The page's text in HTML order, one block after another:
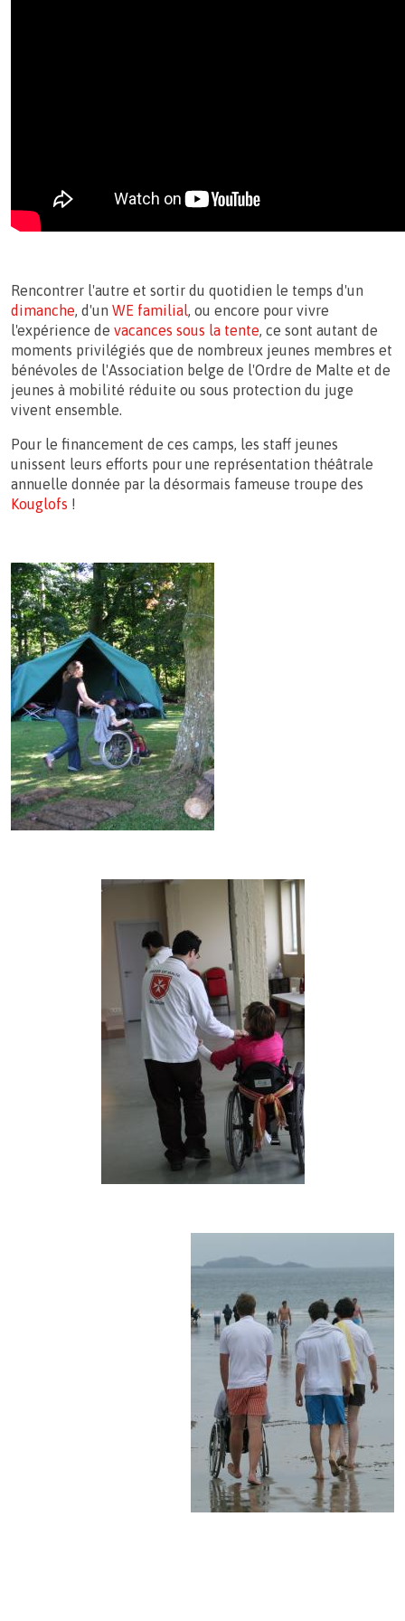
Rencontrer l'autre et sortir du quotidien le temps d'un
dimanche, d'un WE familial, ou encore pour vivre
l'expérience de vacances sous la tente, ce sont autant de
moments privilégiés que de nombreux jeunes membres et
bénévoles de l'Association belge de l'Ordre de Malte et de
jeunes à mobilité réduite ou sous protection du juge
vivent ensemble.
Pour le financement de ces camps, les staff jeunes
unissent leurs efforts pour une représentation théâtrale
annuelle donnée par la désormais fameuse troupe des
Kouglofs !